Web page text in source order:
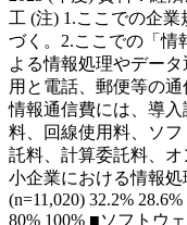
工 (注) 1.ここでの企
づく。2.ここでの「情
よる情報処理やデー
用と電話、郵便等の
情報通信費には、導
料、回線使用料、ソ
託料、計算委託料、
小企業における情報処
(n=11,020) 32.2%
80% 100% ■ソフトウ